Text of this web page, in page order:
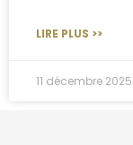
LIRE PLUS >>
11 décembre 2025